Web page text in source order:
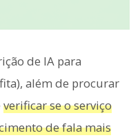
de IA para
além de procurar
verificar se o serviço
de fala mais